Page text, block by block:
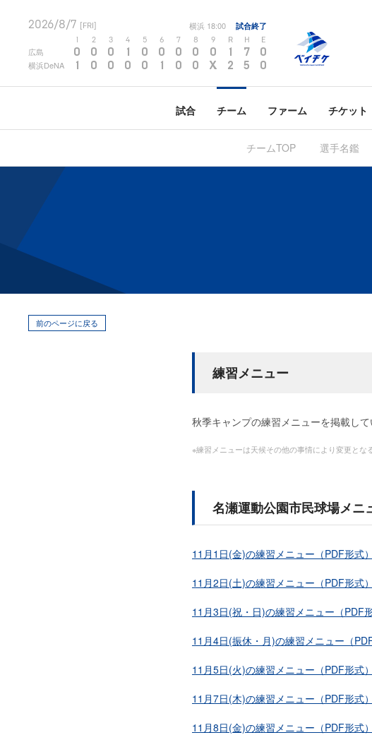
2026/8/7 [FRI] 横浜 18:00 試合終了
2 3 4 5 6 7 8 9 R H E
広島 0 0 0 1 0 0 0 0 0 1 7 0
横浜DeNA 1 0 0 0 0 1 0 0 X 2 5 0
試合 チーム ファーム チケット
チームTOP 選手名鑑
前のページに戻る
練習メニュー
秋季キャンプの練習メニューを掲載して
※練習メニューは天候その他の事情により変更とな
名瀬運動公園市民球場メニ
11月1日(金)の練習メニュー（PDF形式）
11月2日(土)の練習メニュー（PDF形式）
11月3日(祝・日)の練習メニュー（PDF形
11月4日(振休・月)の練習メニュー（PDF
11月5日(火)の練習メニュー（PDF形式）
11月7日(木)の練習メニュー（PDF形式）
11月8日(金)の練習メニュー（PDF形式）